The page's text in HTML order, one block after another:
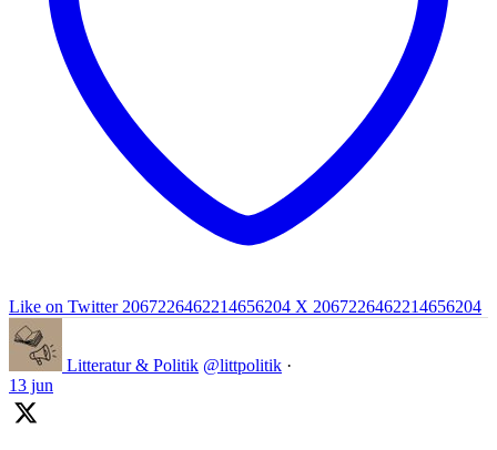
Like on Twitter 2067226462214656204 X 2067226462214656204
Litteratur & Politik @littpolitik ·
13 jun